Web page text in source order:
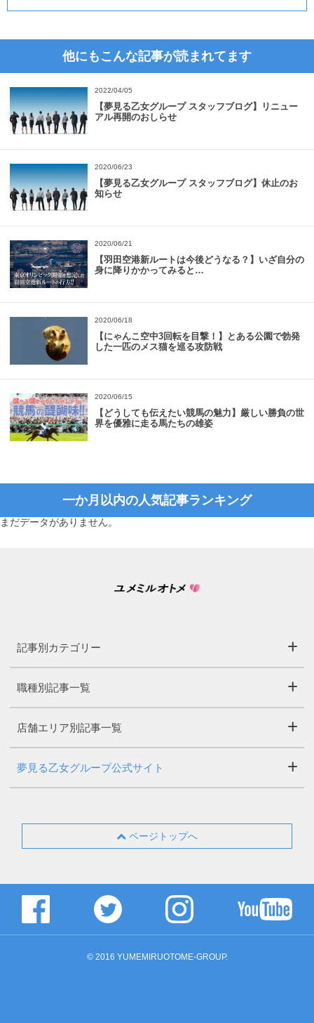
他にもこんな記事が読まれてます
2022/04/05
【夢見る乙女グループ スタッフブログ】リニュー
アル再開のおしらせ
2020/06/23
【夢見る乙女グループ スタッフブログ】休止のお
知らせ
2020/06/21
【羽田空港新ルートは今後どうなる？】いざ自分の
身に降りかかってみると…
2020/06/18
【にゃんこ空中3回転を目撃！】とある公園で勃発
した一匹のメス猫を巡る攻防戦
2020/06/15
【どうしても伝えたい競馬の魅力】厳しい勝負の世
界を優雅に走る馬たちの雄姿
一か月以内の人気記事ランキング
まだデータがありません。
記事別カテゴリー
職種別記事一覧
店舗エリア別記事一覧
夢見る乙女グループ公式サイト
ページトップへ
© 2016 YUMEMIRUOTOME-GROUP.